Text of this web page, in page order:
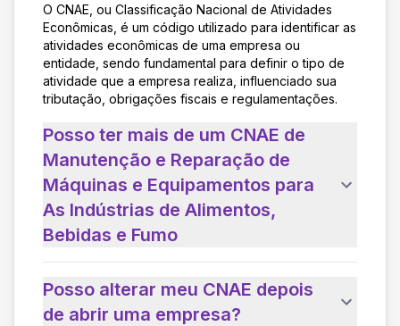
O CNAE, ou Classificação Nacional de Atividades
Econômicas, é um código utilizado para identificar as
atividades econômicas de uma empresa ou
entidade, sendo fundamental para definir o tipo de
atividade que a empresa realiza, influenciado sua
tributação, obrigações fiscais e regulamentações.
Posso ter mais de um CNAE de
Manutenção e Reparação de
Máquinas e Equipamentos para
As Indústrias de Alimentos,
Bebidas e Fumo
Posso alterar meu CNAE depois
de abrir uma empresa?